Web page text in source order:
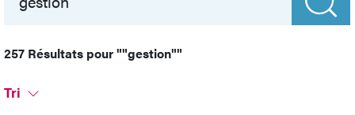
257 Résultats pour""gestion""
Tri